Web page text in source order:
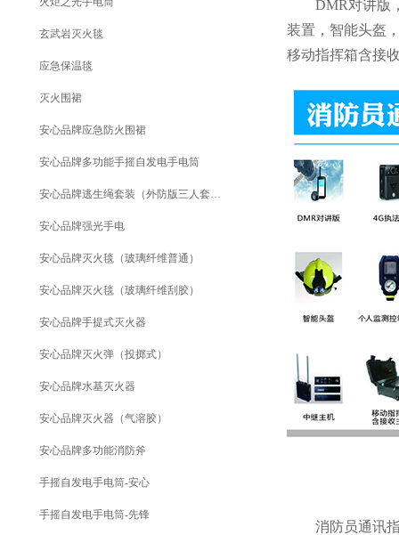
玄武岩灭火毯
应急保温毯
灭火围裙
安心品牌应急防火围裙
安心品牌多功能手摇自发电手电筒
安心品牌逃生绳套装（外防版三人套装）
安心品牌强光手电
安心品牌灭火毯（玻璃纤维普通）
安心品牌灭火毯（玻璃纤维刮胶）
安心品牌手提式灭火器
安心品牌灭火弹（投掷式）
安心品牌水基灭火器
安心品牌灭火器（气溶胶）
安心品牌多功能消防斧
手摇自发电手电筒-安心
手摇自发电手电筒-先锋
DMR对讲版，
装置，智能头盔
移动指挥箱含接
消防员通讯指